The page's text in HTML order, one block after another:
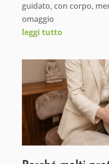
guidato, con corpo,
omaggio
leggi tutto